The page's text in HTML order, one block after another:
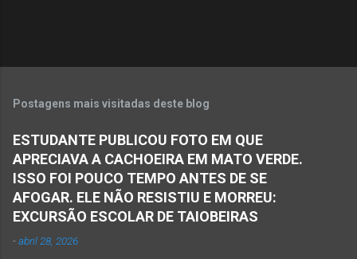
Postagens mais visitadas deste blog
ESTUDANTE PUBLICOU FOTO EM QUE
APRECIAVA A CACHOEIRA EM MATO VERDE.
ISSO FOI POUCO TEMPO ANTES DE SE
AFOGAR. ELE NÃO RESISTIU E MORREU:
EXCURSÃO ESCOLAR DE TAIOBEIRAS
-abril 28, 2026